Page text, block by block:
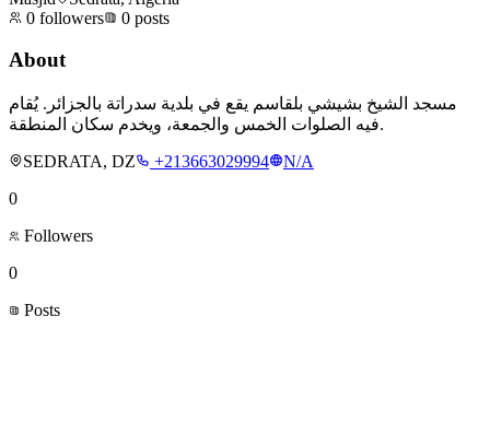
0 followers 0 posts
About
مسجد الشيخ بشيشي بلقاسم يقع في بلدية سدراتة بالجزائر. يُقام
فيه الصلوات الخمس والجمعة، ويخدم سكان المنطقة.
SEDRATA, DZ
+213663029994
N/A
0
Followers
0
Posts